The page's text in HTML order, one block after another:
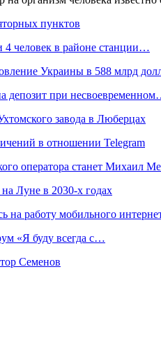
пунктов
4 человек в районе станции…
Украины в 588 млрд
депозит при
завода в Люберцах
в отношении Telegram
оператора станет Михаил
Луне в 2030-х годах
на работу мобильного
«Я буду всегда с…
Семенов